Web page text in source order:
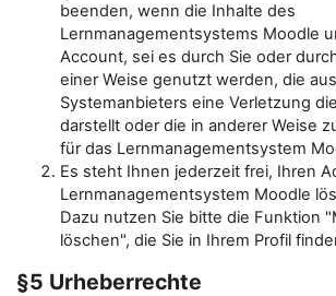
beenden, wenn die Inhalte des
Lernmanagementsystems Moodle
Account, sei es durch Sie oder
einer Weise genutzt werden, die
Systemanbieters eine Verletzung
darstellt oder die in anderer Weise
für das Lernmanagementsystem
Es steht Ihnen jederzeit frei, Ihren
Lernmanagementsystem Moodle
Dazu nutzen Sie bitte die Funktion
löschen", die Sie in Ihrem Profil
§5 Urheberrechte